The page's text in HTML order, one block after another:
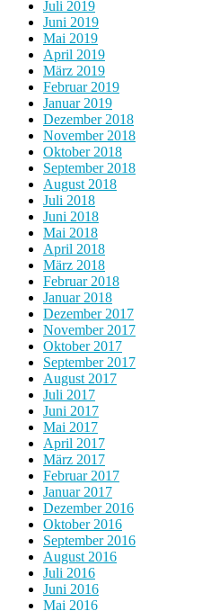
Juli 2019
Juni 2019
Mai 2019
April 2019
März 2019
Februar 2019
Januar 2019
Dezember 2018
November 2018
Oktober 2018
September 2018
August 2018
Juli 2018
Juni 2018
Mai 2018
April 2018
März 2018
Februar 2018
Januar 2018
Dezember 2017
November 2017
Oktober 2017
September 2017
August 2017
Juli 2017
Juni 2017
Mai 2017
April 2017
März 2017
Februar 2017
Januar 2017
Dezember 2016
Oktober 2016
September 2016
August 2016
Juli 2016
Juni 2016
Mai 2016